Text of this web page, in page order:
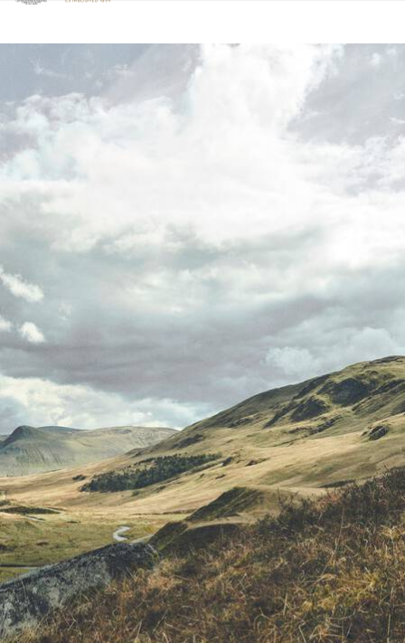
Klicken Sie hier, um unsere Barrierefreiheitserklärung